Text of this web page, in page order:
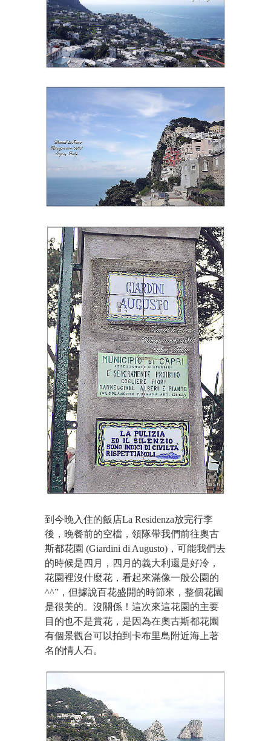
到今晚入住的飯店La Residenza放完行李
後，晚餐前的空檔，領隊帶我們前往奧古
斯都花園 (Giardini di Augusto)，可能我們去
的時候是四月，四月的義大利還是好冷，
花園裡沒什麼花，看起來滿像一般公園的
^^”，但據說百花盛開的時節來，整個花園
是很美的。沒關係！這次來這花園的主要
目的也不是賞花，是因為在奧古斯都花園
有個景觀台可以拍到卡布里島附近海上著
名的情人石。